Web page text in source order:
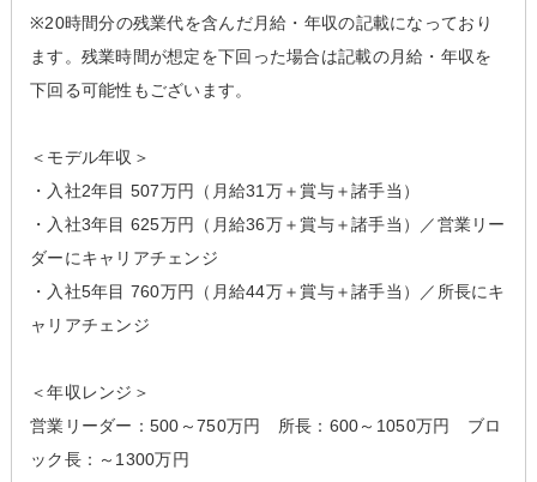
※20時間分の残業代を含んだ月給・年収の記載になっており
ます。残業時間が想定を下回った場合は記載の月給・年収を
下回る可能性もございます。
＜モデル年収＞
・入社2年目 507万円（月給31万＋賞与＋諸手当）
・入社3年目 625万円（月給36万＋賞与＋諸手当）／営業リー
ダーにキャリアチェンジ
・入社5年目 760万円（月給44万＋賞与＋諸手当）／所長にキ
ャリアチェンジ
＜年収レンジ＞
営業リーダー：500～750万円 所長：600～1050万円 ブロ
ック長：～1300万円